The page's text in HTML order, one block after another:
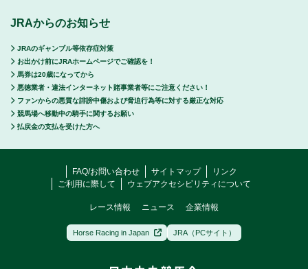
JRAからのお知らせ
JRAのギャンブル等依存症対策
お出かけ前にJRAホームページでご確認を！
馬券は20歳になってから
悪徳業者・違法インターネット賭事業者等にご注意ください！
ファンからの悪質な誹謗中傷および脅迫行為等に対する厳正な対応
競馬場へ移動中の騎手に関するお願い
払戻金の支払を受けた方へ
FAQ/お問い合わせ サイトマップ
リンク
ご利用に際して
ウェブアクセシビリティについて
レース情報 ニュース 企業情報
Horse Racing in Japan JRA（PCサイト）